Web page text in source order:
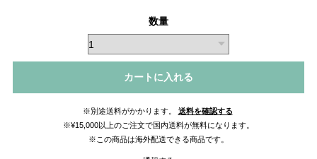
数量
カートに入れる
※別途送料がかかります。
送料を確認する
※¥15,000以上のご注文で国内送料が無料になります。
※この商品は海外配送できる商品です。